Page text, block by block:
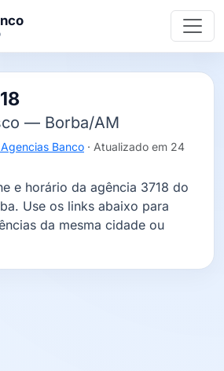
— Borba/AM
Banco · Atualizado em 24
e horário da agência 3718 do
Use os links abaixo para
da mesma cidade ou